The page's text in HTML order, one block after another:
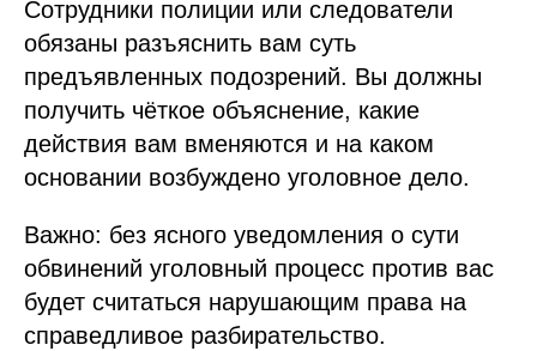
Сотрудники полиции или следователи
обязаны разъяснить вам суть
предъявленных подозрений. Вы должны
получить чёткое объяснение, какие
действия вам вменяются и на каком
основании возбуждено уголовное дело.
Важно: без ясного уведомления о сути
обвинений уголовный процесс против вас
будет считаться нарушающим права на
справедливое разбирательство.